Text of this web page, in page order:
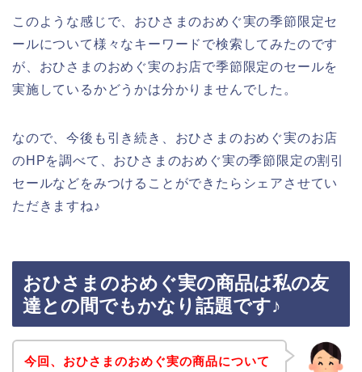
このような感じで、おひさまのおめぐ実の季節限定セ
ールについて様々なキーワードで検索してみたのです
が、おひさまのおめぐ実のお店で季節限定のセールを
実施しているかどうかは分かりませんでした。
なので、今後も引き続き、おひさまのおめぐ実のお店
のHPを調べて、おひさまのおめぐ実の季節限定の割引
セールなどをみつけることができたらシェアさせてい
ただきますね♪
おひさまのおめぐ実の商品は私の友
達との間でもかなり話題です♪
今回、おひさまのおめぐ実の商品について